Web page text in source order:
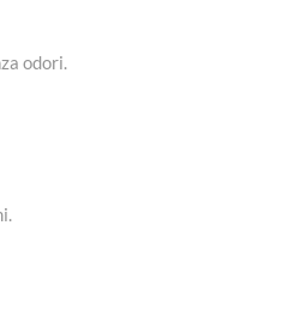
odori.